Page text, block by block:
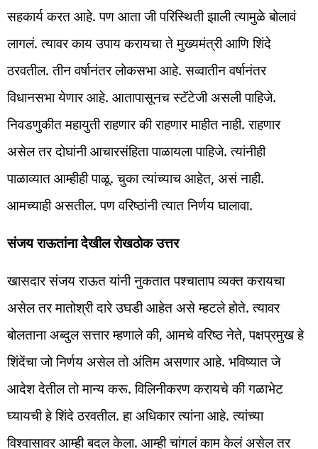
सहकार्य करत आहे. पण आता जी परिस्थिती झाली त्यामुळे बोलावं
लागलं. त्यावर काय उपाय करायचा ते मुख्यमंत्री आणि शिंदे
ठरवतील. तीन वर्षानंतर लोकसभा आहे. सव्वातीन वर्षानंतर
विधानसभा येणार आहे. आतापासूनच स्टॅटेजी असली पाहिजे.
निवडणुकीत महायुती राहणार की राहणार माहीत नाही. राहणार
असेल तर दोघांनी आचारसंहिता पाळायला पाहिजे. त्यांनीही
पाळाव्यात आम्हीही पाळू. चुका त्यांच्याच आहेत, असं नाही.
आमच्याही असतील. पण वरिष्ठांनी त्यात निर्णय घालावा.
संजय राऊतांना देखील रोखठोक उत्तर
खासदार संजय राऊत यांनी नुकतात पश्चाताप व्यक्त करायचा
असेल तर मातोश्री दारे उघडी आहेत असे म्हटले होते. त्यावर
बोलताना अब्दुल सत्तार म्हणाले की, आमचे वरिष्ठ नेते, पक्षप्रमुख हे
शिंदेंचा जो निर्णय असेल तो अंतिम असणार आहे. भविष्यात जे
आदेश देतील तो मान्य करू. विलिनीकरण करायचे की गळाभेट
घ्यायची हे शिंदे ठरवतील. हा अधिकार त्यांना आहे. त्यांच्या
विश्वासावर आम्ही बदल केला. आम्ही चांगलं काम केलं असेल तर